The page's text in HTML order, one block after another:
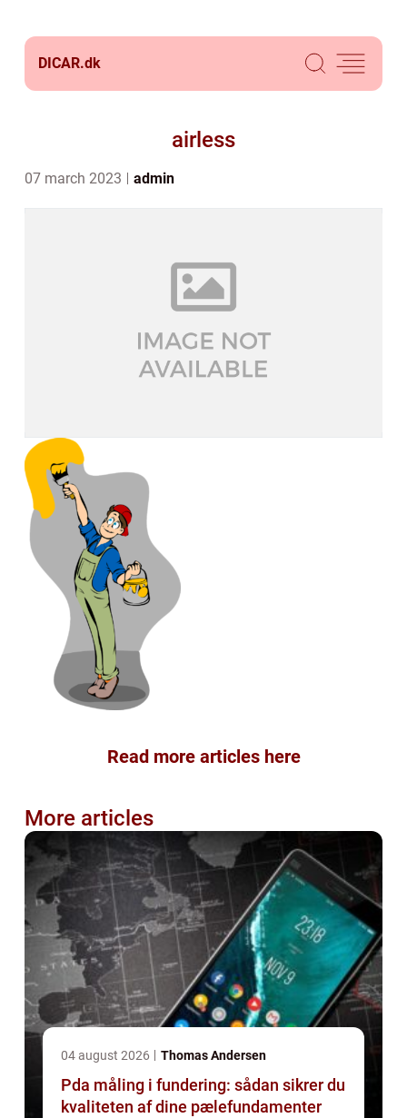
DICAR.dk
airless
07 march 2023 admin
Read more articles here
More articles
04 august 2026 Thomas Andersen
Pda måling i fundering: sådan sikrer du
kvaliteten af dine pælefundamenter